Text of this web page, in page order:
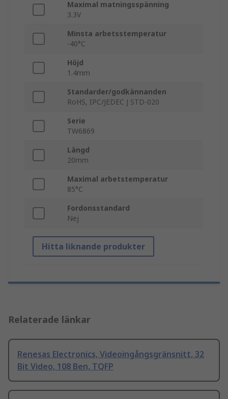
Maximal matningsspänning
3.3V
Minsta arbetsstemperatur
-40°C
Höjd
1.4mm
Standarder/godkännanden
RoHS, IPC/JEDEC J STD-020
Serie
TW6869
Längd
20mm
Maximal arbetstemperatur
85°C
Fordonsstandard
Nej
Hitta liknande produkter
Relaterade länkar
Renesas Electronics, Videoingångsgränsnitt, 32
Bit Video, 108 Ben, TQFP